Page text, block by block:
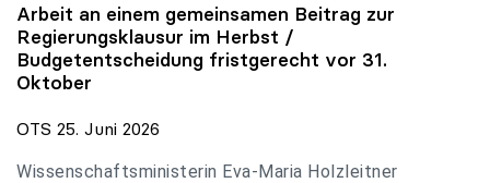
Arbeit an einem gemeinsamen Beitrag zur
Regierungsklausur im Herbst /
Budgetentscheidung fristgerecht vor 31.
Oktober
OTS 25. Juni 2026
Wissenschaftsministerin Eva-Maria Holzleitner